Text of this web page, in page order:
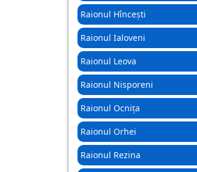
Raionul Hîncești
Raionul Ialoveni
Raionul Leova
Raionul Nisporeni
Raionul Ocnița
Raionul Orhei
Raionul Rezina